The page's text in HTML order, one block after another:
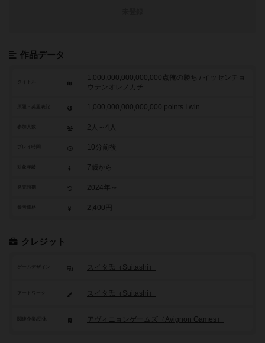
作品データ
タイトル
1,000,000,000,000,000点俺の勝ち / イッセンチョ
ウテンオレノカチ
1,000,000,000,000,000 points I win
参加人数 2人～4人
10分前後
7歳から
2024年～
参考価格 2,400円
クレジット
ゲームデザイン スイタ氏（Suitashi）
アートワーク スイタ氏（Suitashi）
アヴィニョンゲームズ（Avignon Games）